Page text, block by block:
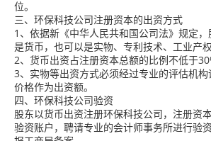
位。
三、环保科技公司注册资本的出资方式
1、依据新《中华人民共和国公司法》规定
是货币，也可以是实物、专利技术、工业产权
2、货币出资占注册资本总额的比例不低于
3、实物等出资方式必须经过专业的评估机
价格作为出资额。
四、环保科技公司验资
股东以货币出资注册环保科技公司，注册资
验资账户，聘请专业的会计师事务所进行验